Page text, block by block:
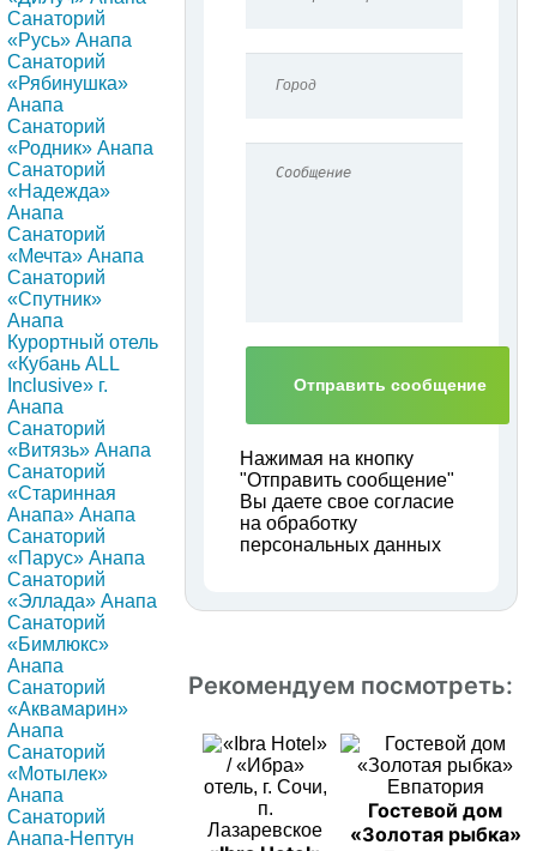
Санаторий
«Русь» Анапа
Санаторий
«Рябинушка»
Анапа
Санаторий
«Родник» Анапа
Санаторий
«Надежда»
Анапа
Санаторий
«Мечта» Анапа
Санаторий
«Спутник»
Анапа
Курортный отель
«Кубань ALL
Inclusive» г.
Анапа
Санаторий
«Витязь» Анапа
Санаторий
«Старинная
Анапа» Анапа
Санаторий
«Парус» Анапа
Санаторий
«Эллада» Анапа
Санаторий
«Бимлюкс»
Анапа
Санаторий
«Аквамарин»
Анапа
Санаторий
«Мотылек»
Анапа
Санаторий
Анапа-Нептун
Нажимая на кнопку
"Отправить сообщение"
Вы даете свое согласие
на обработку
персональных данных
Рекомендуем посмотреть:
Гостевой дом
«Золотая рыбка»